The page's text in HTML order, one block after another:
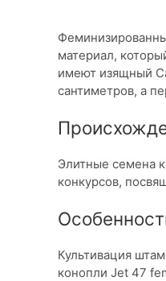
материал,
имеют изящный
сантиметров, а
Элитные семена
конкурсов,
Культивация
конопли Jet 47